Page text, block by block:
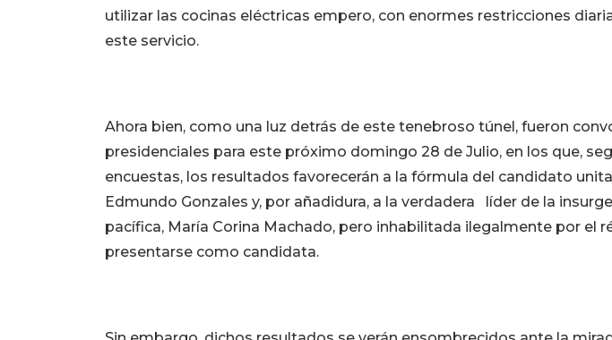
utilizar las cocinas eléctricas empero, con enormes restricciones
este servicio.
Ahora bien, como una luz detrás de este tenebroso túnel, fueron
presidenciales para este próximo domingo 28 de Julio, en los que,
encuestas, los resultados favorecerán a la fórmula del candidato
Edmundo Gonzales y, por añadidura, a la verdadera líder de la
pacífica, María Corina Machado, pero inhabilitada ilegalmente por el
presentarse como candidata.